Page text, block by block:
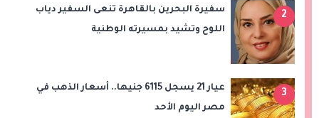
2
سفيرة البحرين بالقاهرة تنعى السفير دياب
اللوح وتشيد بمسيرته الوطنية
3
عيار 21 يسجل 6115 جنيها.. أسعار الذهب في
مصر اليوم الأحد